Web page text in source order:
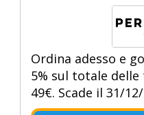
Ordina adesso e
5% sul totale
49€. Scade il 31/